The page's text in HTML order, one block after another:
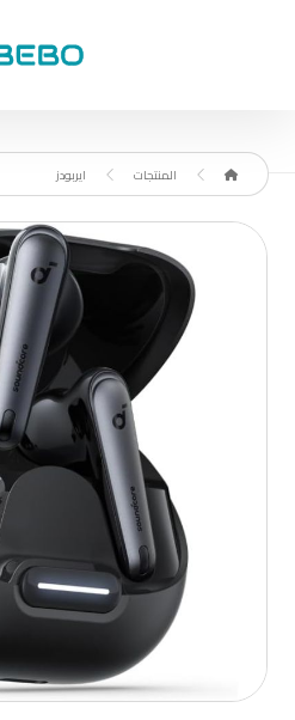
المنتجات ايربودز